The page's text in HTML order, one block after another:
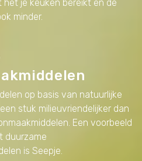
je keuken bereikt en de
minder.
op basis van natuurlijke
stuk milieuvriendelijker dan
Een voorbeeld
duurzame
is Seepje.